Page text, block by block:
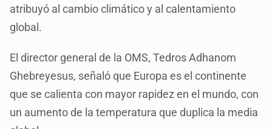
atribuyó al cambio climático y al calentamiento
global.
El director general de la OMS, Tedros Adhanom
Ghebreyesus, señaló que Europa es el continente
que se calienta con mayor rapidez en el mundo, con
un aumento de la temperatura que duplica la media